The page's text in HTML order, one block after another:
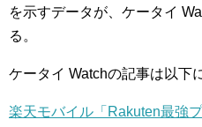
を示すデータが、ケータイ
る。
ケータイ Watchの記事は以下
楽天モバイル「Rakuten最強